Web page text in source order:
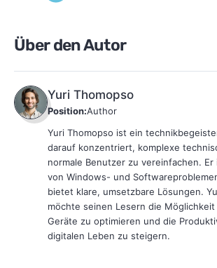
Über den Autor
Yuri Thomopso
Position:Author
Yuri Thomopso ist ein
darauf konzentriert, komplexe
normale Benutzer zu vereinfachen.
von Windows- und
bietet klare, umsetzbare Lösungen.
möchte seinen Lesern die
Geräte zu optimieren und die
digitalen Leben zu steigern.